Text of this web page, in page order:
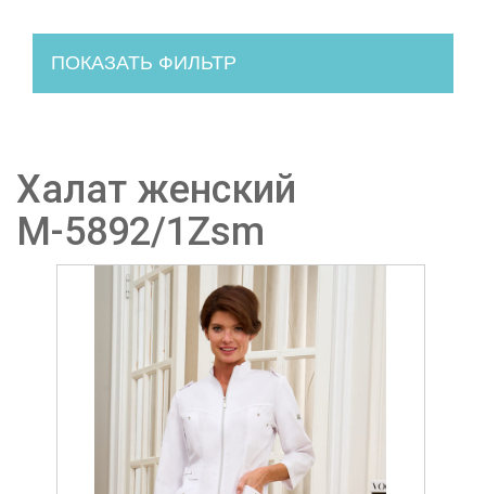
ПОКАЗАТЬ ФИЛЬТР
Халат женский
М-5892/1Zsm